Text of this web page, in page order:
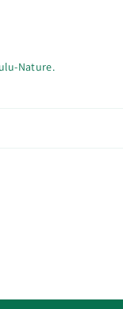
Nature.